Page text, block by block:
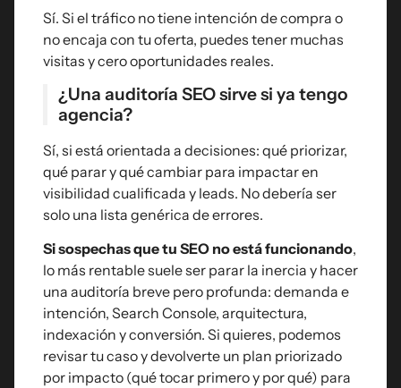
Sí. Si el tráfico no tiene intención de compra o
no encaja con tu oferta, puedes tener muchas
visitas y cero oportunidades reales.
¿Una auditoría SEO sirve si ya tengo
agencia?
Sí, si está orientada a decisiones: qué priorizar,
qué parar y qué cambiar para impactar en
visibilidad cualificada y leads. No debería ser
solo una lista genérica de errores.
Si sospechas que tu SEO no está funcionando,
lo más rentable suele ser parar la inercia y hacer
una auditoría breve pero profunda: demanda e
intención, Search Console, arquitectura,
indexación y conversión. Si quieres, podemos
revisar tu caso y devolverte un plan priorizado
por impacto (qué tocar primero y por qué) para